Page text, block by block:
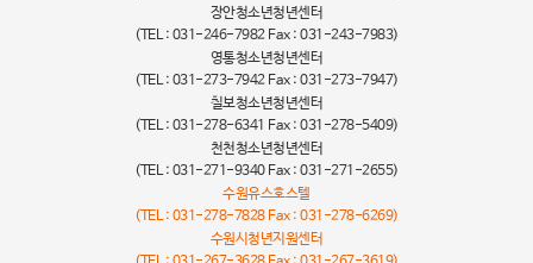
장안청소년청년센터
(TEL : 031-246-7982 Fax : 031-243-7983)
영통청소년청년센터
(TEL : 031-273-7942 Fax : 031-273-7947)
칠보청소년청년센터
(TEL : 031-278-6341 Fax : 031-278-5409)
천천청소년청년센터
(TEL : 031-271-9340 Fax : 031-271-2655)
수원유스호스텔
(TEL : 031-278-7828 Fax : 031-278-6269)
수원시청년지원센터